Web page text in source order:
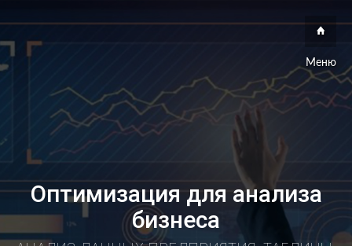
Меню
Оптимизация для анализа
бизнеса